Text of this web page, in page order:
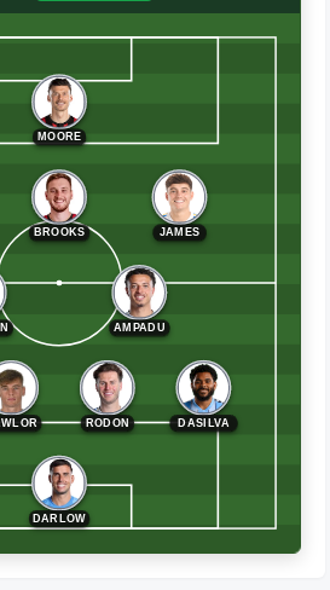
DARLOW
RODON DASILVA
AMPADU
BROOKS JAMES
MOORE